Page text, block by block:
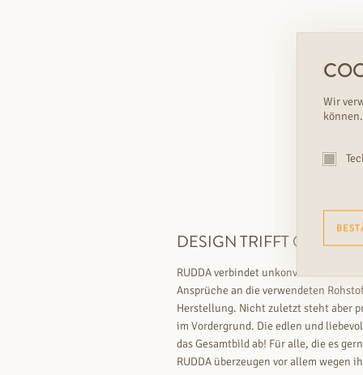
DESIGN TRIFFT
RUDDA verbindet unkonventionelles
Ansprüche an die verwendeten
Herstellung. Nicht zuletzt steht aber
im Vordergrund. Die edlen und
das Gesamtbild ab! Für alle, die es
RUDDA überzeugen vor allem
Wir